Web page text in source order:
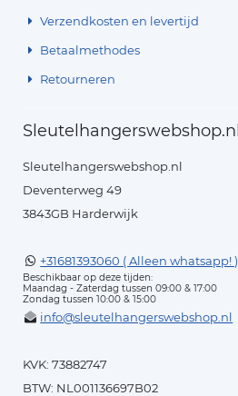
Verzendkosten en levertijd
Betaalmethodes
Retourneren
Sleutelhangerswebshop.nl
Sleutelhangerswebshop.nl
Deventerweg 49
3843GB Harderwijk
+31681393060 ( Alleen whatsapp! )
Beschikbaar op deze tijden:
Maandag - Zaterdag tussen 09:00 & 17:00
Zondag tussen 10:00 & 15:00
info@sleutelhangerswebshop.nl
KVK: 73882747
BTW: NL001136697B02